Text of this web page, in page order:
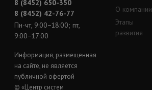
8 (8452) 650-350
8 (8452) 42-76-77
Пн-чт, 9:00−18:00; пт,
9:00−17:00
Информация, размещенная
на сайте, не является
публичной офертой
© «Центр систем
О компании
Этапы
развития